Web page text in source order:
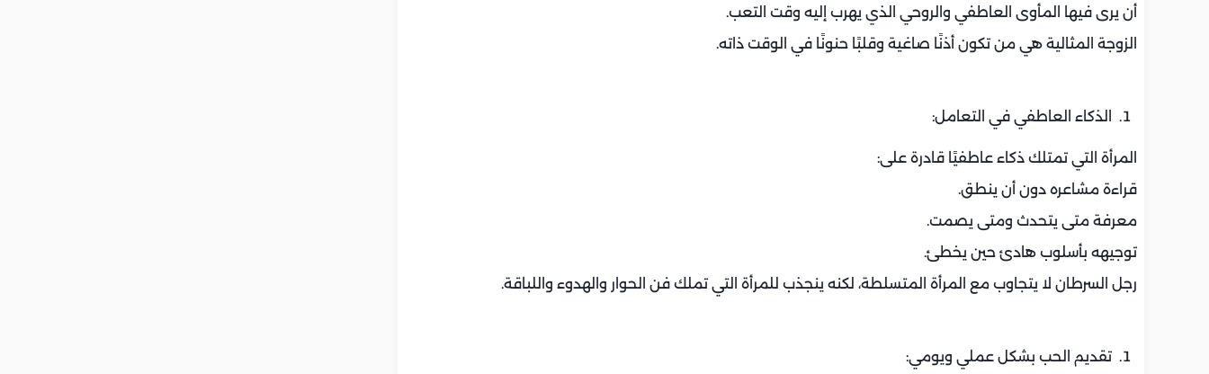
أن يرى فيها المأوى العاطفي والروحي الذي يهرب إليه وقت التعب.
الزوجة المثالية هي من تكون أذنًا صاغية وقلبًا حنونًا في الوقت ذاته.
الذكاء العاطفي في التعامل:
المرأة التي تمتلك ذكاء عاطفيًا قادرة على:
قراءة مشاعره دون أن ينطق.
معرفة متى يتحدث ومتى يصمت.
توجيهه بأسلوب هادئ حين يخطئ.
رجل السرطان لا يتجاوب مع المرأة المتسلطة، لكنه ينجذب للمرأة التي تملك فن الحوار والهدوء واللباقة.
تقديم الحب بشكل عملي ويومي: